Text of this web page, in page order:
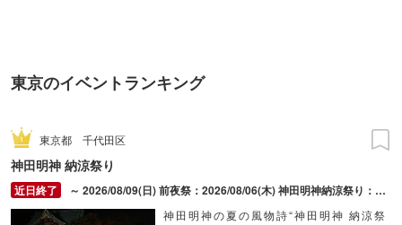
東京のイベントランキング
東京都 千代田区
神田明神 納涼祭り
～ 2026/08/09(日) 前夜祭：2026/08/06(木) 神田明神納涼祭り：2026/08/07(金) ～ 2026/08/09(日)
神田明神の夏の風物詩“神田明神 納涼祭